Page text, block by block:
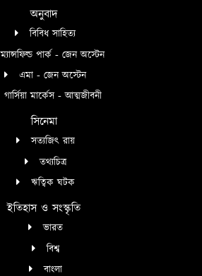
অনুবাদ
বিবিধ সাহিত্য
ম্যান্সফিল্ড পার্ক - জেন অস্টেন
এমা - জেন অস্টেন
গার্সিয়া মার্কেস - আত্মজীবনী
সিনেমা
সত্যজিৎ রায়
তথ্যচিত্র
ঋত্বিক ঘটক
ইতিহাস ও সংস্কৃতি
ভারত
বিশ্ব
বাংলা